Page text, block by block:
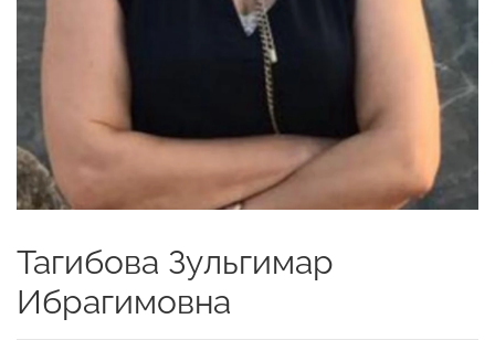
Тагибова Зульгимар
Ибрагимовна